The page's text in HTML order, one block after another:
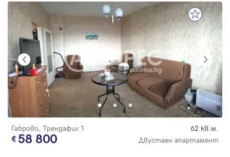
Габрово, Трендафил 1 62 кв.м.
58 800 Двустаен апартамент